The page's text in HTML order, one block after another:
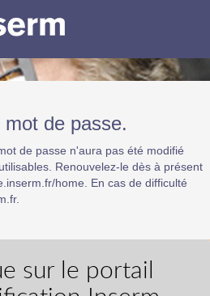
de passe.
de passe n'aura pas été modifié
Renouvelez-le dès à présent
home. En cas de difficulté
sur le portail